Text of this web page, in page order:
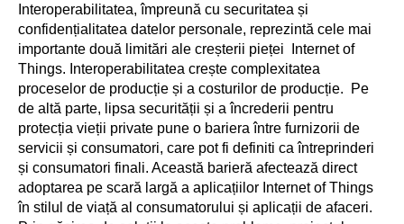
Interoperabilitatea, împreună cu securitatea și
confidențialitatea datelor personale, reprezintă cele mai
importante două limitări ale creșterii pieței Internet of
Things. Interoperabilitatea crește complexitatea
proceselor de producție și a costurilor de producție. Pe
de altă parte, lipsa securității și a încrederii pentru
protecția vieții private pune o bariera între furnizorii de
servicii și consumatori, care pot fi definiti ca întreprinderi
și consumatori finali. Această barieră afectează direct
adoptarea pe scară largă a aplicațiilor Internet of Things
în stilul de viață al consumatorului și aplicații de afaceri.